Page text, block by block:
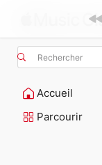
Rechercher
Accueil
Parcourir